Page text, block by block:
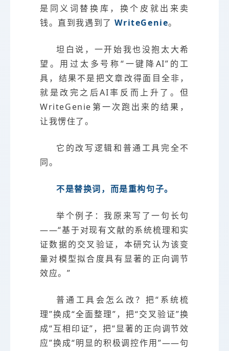
是同义词替换库，换个皮就出来卖
钱。直到我遇到了WriteGenie。
坦白说，一开始我也没抱太大希
望。用过太多号称“一键降AI”的工
具，结果不是把文章改得面目全非，
就是改完之后AI率反而上升了。但
WriteGenie第一次跑出来的结果，
让我愣住了。
它的改写逻辑和普通工具完全不
同。
不是替换词，而是重构句子。
举个例子：我原来写了一句长句
——“基于对现有文献的系统梳理和实
证数据的交叉验证，本研究认为该变
量对模型拟合度具有显著的正向调节
效应。”
普通工具会怎么改？把“系统梳
理”换成“全面整理”，把“交叉验证”换
成“互相印证”，把“显著的正向调节效
应”换成“明显的积极调控作用”——句